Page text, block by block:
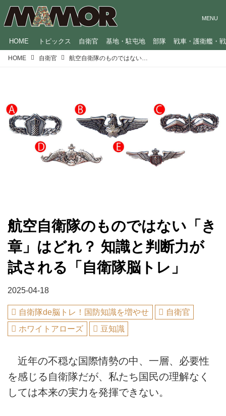
HOME トピックス 自衛官 基地・駐屯地 部隊 戦車・護衛艦・
HOME 自衛官
航空自衛隊のものではない「き
章」はどれ？ 知識と判断力が
試される「自衛隊脳トレ」
2025-04-18
自衛隊de脳トレ！国防知識を増やせ
自衛官
ホワイトアローズ
豆知識
近年の不穏な国際情勢の中、一層、必要性
を感じる自衛隊だが、私たち国民の理解なく
しては本来の実力を発揮できない。